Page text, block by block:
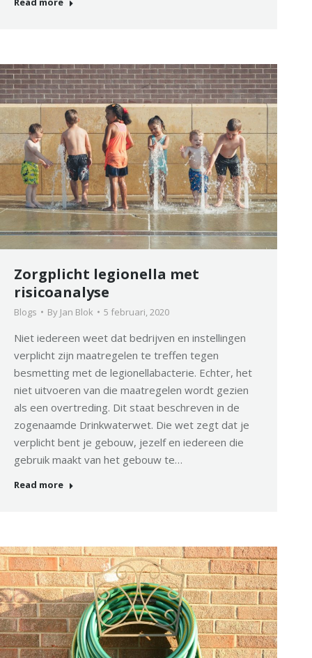
Zorgplicht legionella met
risicoanalyse
Blogs By Jan Blok 5 februari, 2020
Niet iedereen weet dat bedrijven en instellingen
verplicht zijn maatregelen te treffen tegen
besmetting met de legionellabacterie. Echter, het
niet uitvoeren van die maatregelen wordt gezien
als een overtreding. Dit staat beschreven in de
zogenaamde Drinkwaterwet. Die wet zegt dat je
verplicht bent je gebouw, jezelf en iedereen die
gebruik maakt van het gebouw te…
Read more